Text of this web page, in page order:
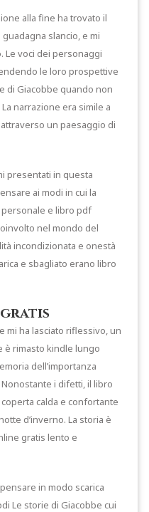
alla fine ha trovato il
slancio, e mi
Le voci dei personaggi
le loro prospettive
di Giacobbe quando non
narrazione era simile a
un paesaggio di
presentati in questa
ai modi in cui la
e libro pdf
nel mondo del
incondizionata e onestà
e sbagliato erano libro
gratis
mi ha lasciato riflessivo, un
è rimasto kindle lungo
dell’importanza
i difetti, il libro
calda e confortante
d’inverno. La storia è
gratis lento e
in modo scarica
Le storie di Giacobbe cui